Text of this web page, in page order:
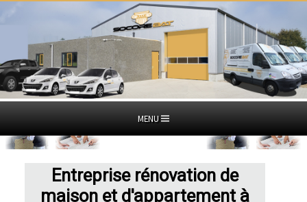
MENU
Entreprise rénovation de
maison et d'appartement à